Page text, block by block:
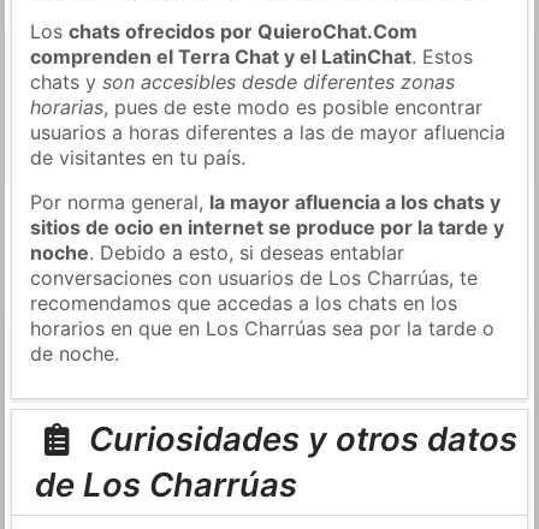
Loschats ofrecidos por QuieroChat.Com
comprenden el Terra Chat y el LatinChat. Estos
chats yson accesibles desde diferentes zonas
horarias, pues de este modo es posible encontrar
usuarios a horas diferentes a las de mayor afluencia
de visitantes en tu país.
Por norma general, la mayor afluencia a los chats y
sitios de ocio en internet se produce por la tarde y
noche. Debido a esto, si deseas entablar
conversaciones con usuarios de Los Charrúas, te
recomendamos que accedas a los chats en los
horarios en que en Los Charrúas sea por la tarde o
de noche.
Curiosidades y otros datos
de Los Charrúas